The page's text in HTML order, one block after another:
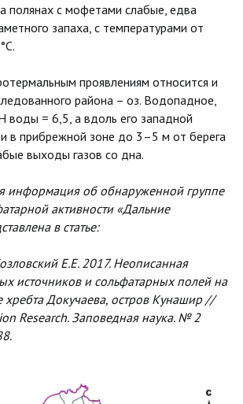
полянах с мофетами слабые, едва
запаха, с температурами от
проявлениям относится и
района – оз. Водопадное,
воды = 6,5, а вдоль его западной
в прибрежной зоне до 3–5 м от берега
выходы газов со дна.
информация об обнаруженной группе
активности «Дальние
в статье:
Е.Е. 2017. Неописанная
источников и сольфатарных полей на
хребта Докучаева, остров Кунашир //
Research. Заповедная наука. № 2